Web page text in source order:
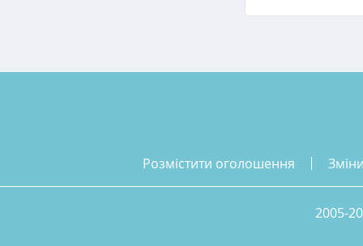
розмістити оголошення
2005-